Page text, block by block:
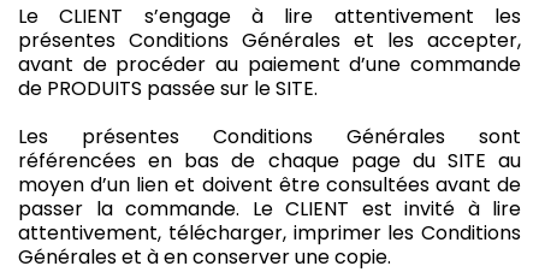
Le CLIENT s’engage à lire attentivement les
présentes Conditions Générales et les accepter,
avant de procéder au paiement d’une commande
de PRODUITS passée sur le SITE.
Les présentes Conditions Générales sont
référencées en bas de chaque page du SITE au
moyen d’un lien et doivent être consultées avant de
passer la commande. Le CLIENT est invité à lire
attentivement, télécharger, imprimer les Conditions
Générales et à en conserver une copie.